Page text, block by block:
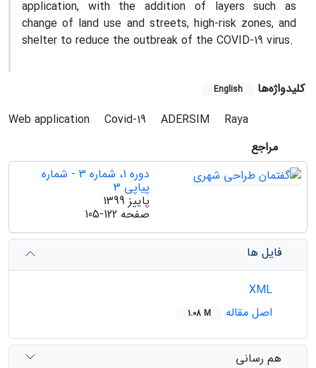
application, with the addition of layers such as
change of land use and streets, high-risk zones, and
shelter to reduce the outbreak of the COVID-19 virus.
کلیدواژه‌ها English
Web application Covid-19 ADERSIM
Raya
مراجع
دوره 1، شماره 3 - شماره
پیاپی 3
پاییز 1399
صفحه 105-122
فایل ها
اصل مقاله
1.08 M
هم رسانی